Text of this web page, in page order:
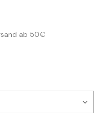
ab 50€